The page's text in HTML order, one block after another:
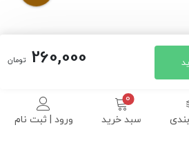
سبد خرید ورود | ثبت نام
260,000 تومان
محتویات سایت فروشگاه اینترنتی
|
طراحی شده توسط ایلیاسیستم